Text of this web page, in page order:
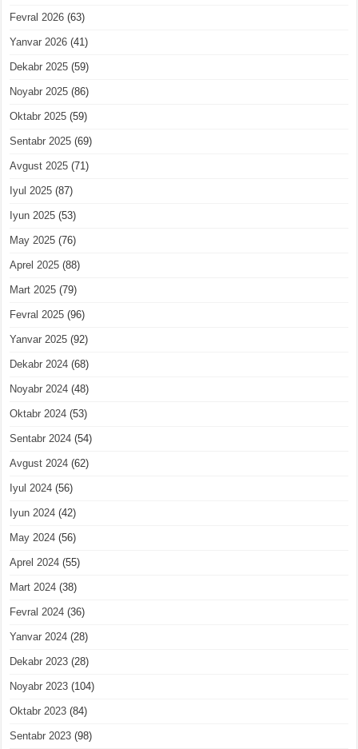
Fevral 2026 (63)
Yanvar 2026 (41)
Dekabr 2025 (59)
Noyabr 2025 (86)
Oktabr 2025 (59)
Sentabr 2025 (69)
Avgust 2025 (71)
Iyul 2025 (87)
Iyun 2025 (53)
May 2025 (76)
Aprel 2025 (88)
Mart 2025 (79)
Fevral 2025 (96)
Yanvar 2025 (92)
Dekabr 2024 (68)
Noyabr 2024 (48)
Oktabr 2024 (53)
Sentabr 2024 (54)
Avgust 2024 (62)
Iyul 2024 (56)
Iyun 2024 (42)
May 2024 (56)
Aprel 2024 (55)
Mart 2024 (38)
Fevral 2024 (36)
Yanvar 2024 (28)
Dekabr 2023 (28)
Noyabr 2023 (104)
Oktabr 2023 (84)
Sentabr 2023 (98)